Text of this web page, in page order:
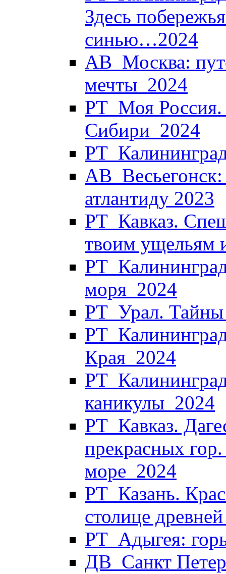
Здесь
синью…2024
АВ_Москва:
мечты_2024
РТ_Моя Россия.
Сибири_2024
атлантиду 2023
РТ_Кавказ.
твоим ущельям
моря_2024
РТ_Урал. Тайны
Края_2024
каникулы_2024
РТ_Кавказ.
прекрасных
море_2024
РТ_Казань.
столице
РТ_Адыгея:
ДВ_Санкт